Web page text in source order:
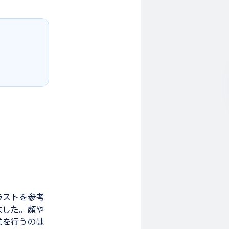
ストを参考
した。顔や
を行うのは